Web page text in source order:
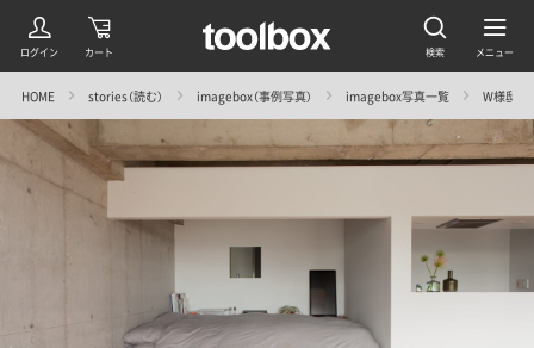
HOME stories（読む） imagebox（事例写真） imagebox写真一覧 W様邸＠